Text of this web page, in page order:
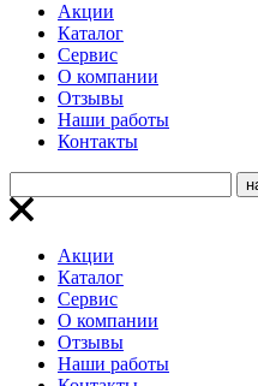
Акции
Каталог
Сервис
О компании
Отзывы
Наши работы
Контакты
Акции
Каталог
Сервис
О компании
Отзывы
Наши работы